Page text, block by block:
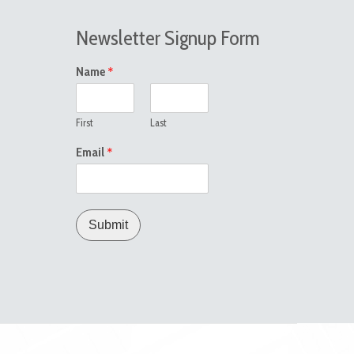
Newsletter Signup Form
Name *
First Last
Email *
Submit